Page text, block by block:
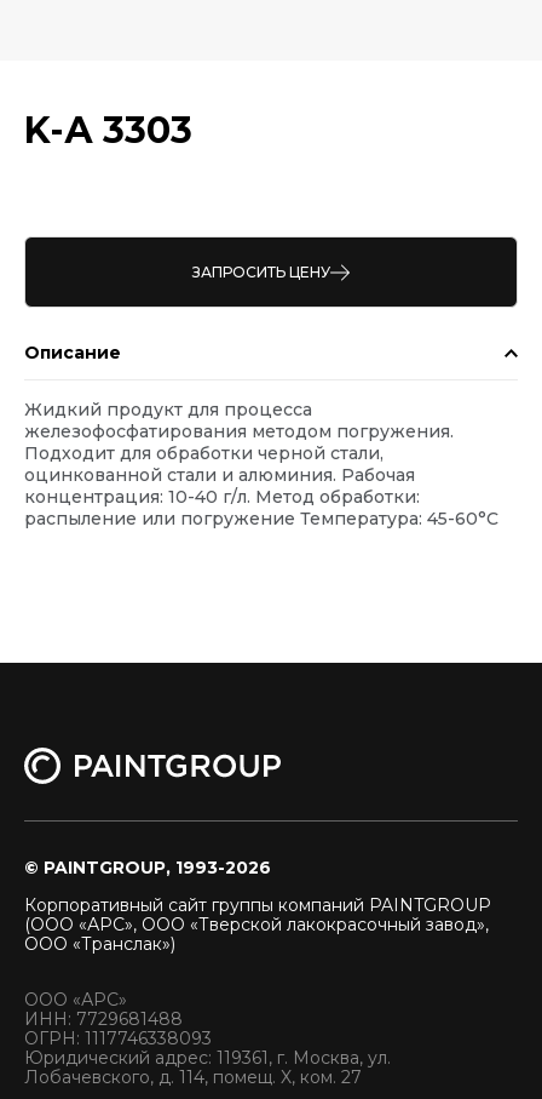
K-А 3303
ЗАПРОСИТЬ ЦЕНУ
Описание
Жидкий продукт для процесса
железофосфатирования методом погружения.
Подходит для обработки черной стали,
оцинкованной стали и алюминия. Рабочая
концентрация: 10-40 г/л. Метод обработки:
распыление или погружение Температура: 45-60°С
© PAINTGROUP, 1993-2026
Корпоративный сайт группы компаний PAINTGROUP
(ООО «АРС», ООО «Тверской лакокрасочный завод»,
ООО «Транслак»)
ООО «АРС»
ИНН: 7729681488
ОГРН: 1117746338093
Юридический адрес: 119361, г. Москва, ул.
Лобачевского, д. 114, помещ. X, ком. 27